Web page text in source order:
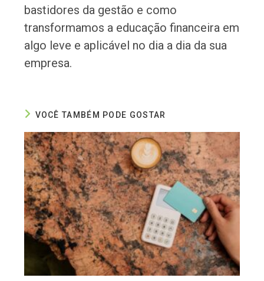
bastidores da gestão e como
transformamos a educação financeira em
algo leve e aplicável no dia a dia da sua
empresa.
VOCÊ TAMBÉM PODE GOSTAR